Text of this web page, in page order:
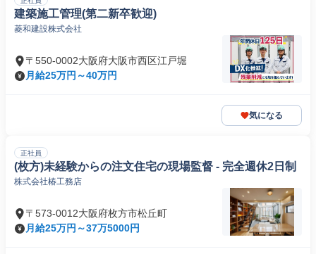
建築施工管理(第二新卒歓迎)
菱和建設株式会社
〒550-0002大阪府大阪市西区江戸堀
月給25万円～40万円
気になる
正社員
(枚方)未経験からの注文住宅の現場監督 - 完全週休2日制
株式会社椿工務店
〒573-0012大阪府枚方市松丘町
月給25万円～37万5000円